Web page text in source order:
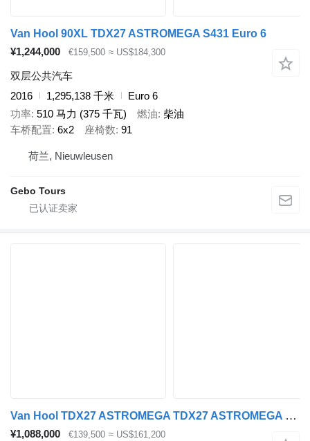
Van Hool 90XL TDX27 ASTROMEGA S431 Euro 6
¥1,244,000
€159,500 ≈ US$184,300
双层公共汽车
2016
1,295,138 千米
Euro 6
功率 510 马力 (375 千瓦) 燃油 柴油
车桥配置 6x2 座椅数 91
荷兰, Nieuwleusen
Gebo Tours
Van Hool TDX27 ASTROMEGA TDX27 ASTROMEGA S431 Euro 6
¥1,088,000 €139,500 ≈ US$161,200